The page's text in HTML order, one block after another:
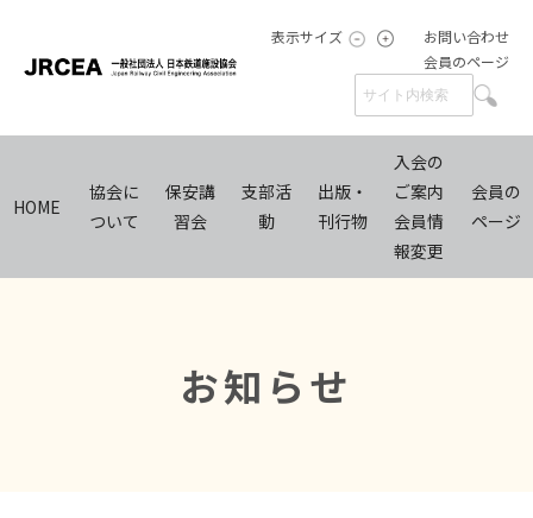
表示サイズ
お問い合わせ
会員のページ
HOME
協会に
ついて
保安講
習会
支部活
動
出版・
刊行物
入会の
ご案内
会員情
報変更
会員の
ページ
お知らせ